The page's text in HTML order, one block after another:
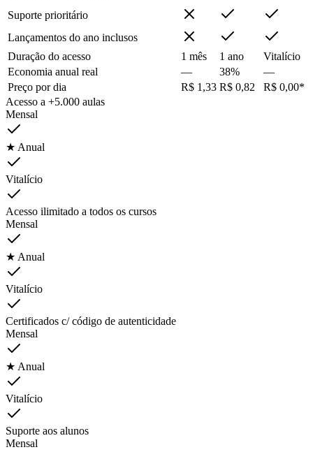
Suporte prioritário
Lançamentos do ano inclusos
Duração do acesso
1 mês 1 ano
Vitalício
Economia anual real
— 38%
—
Preço por dia
R$ 1,33 R$ 0,82
R$ 0,00*
Acesso a +5.000 aulas
Mensal
★ Anual
Vitalício
Acesso ilimitado a todos os cursos
Mensal
★ Anual
Vitalício
Certificados c/ código de autenticidade
Mensal
★ Anual
Vitalício
Suporte aos alunos
Mensal